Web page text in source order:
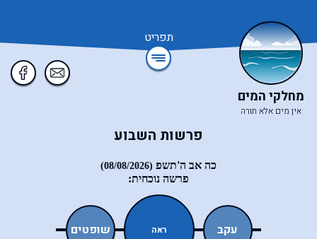
תפריט
מחלקי המים
אין מים אלא תורה
פרשות השבוע
כה אב ה'תשפ (08/08/2026)
פרשה נוכחית:
שופטים ראה עקב